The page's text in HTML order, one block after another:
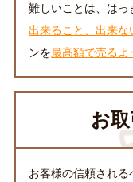
難しいことは、はっ
出来ること、出来な
ンを最高額で売るよ
お
お客様の信頼される